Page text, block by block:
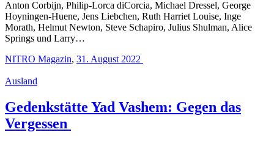
Anton Corbijn, Philip-Lorca diCorcia, Michael Dressel, George
Hoyningen-Huene, Jens Liebchen, Ruth Harriet Louise, Inge
Morath, Helmut Newton, Steve Schapiro, Julius Shulman, Alice
Springs und Larry…
NITRO Magazin, 31. August 2022
Ausland
Gedenkstätte Yad Vashem: Gegen das
Vergessen